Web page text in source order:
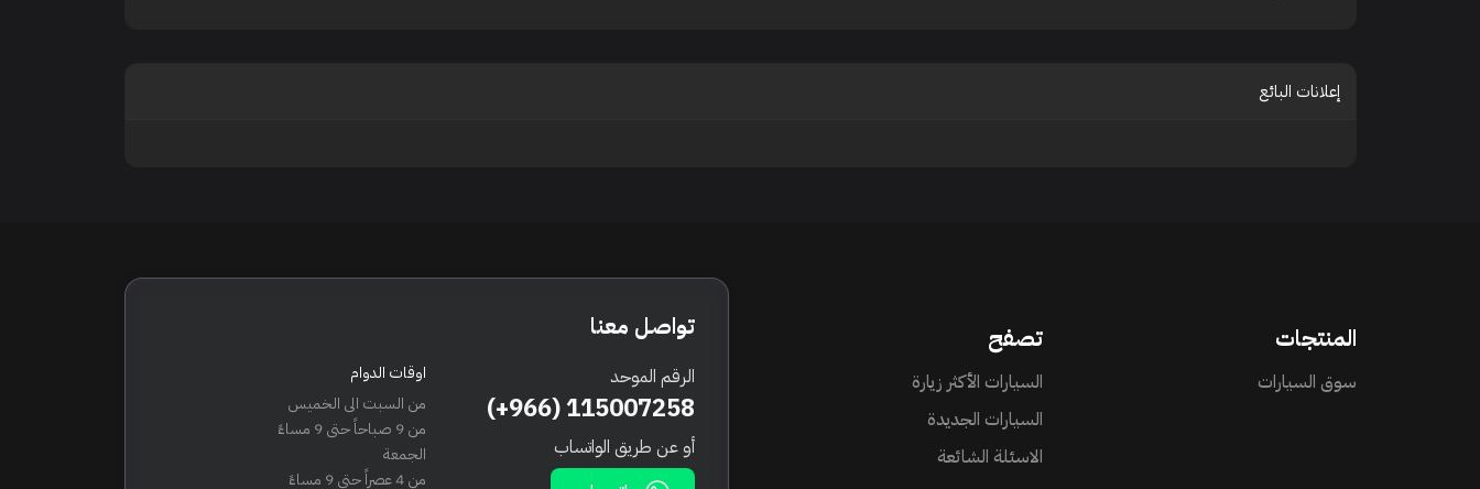
إعلانات البائع
المنتجات
سوق السيارات
تصفح
السيارات الأكثر زيارة
السيارات الجديدة
الاسئلة الشائعة
تواصل معنا
الرقم الموحد
(+966) 115007258
أو عن طريق الواتساب
اوقات الدوام
من السبت الى الخميس
من 9 صباحاً حتى 9 مساءً
الجمعة
من 4 عصراً حتى 9 مساءً